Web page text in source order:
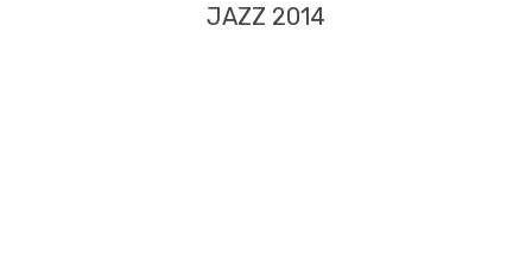
JAZZ 2014